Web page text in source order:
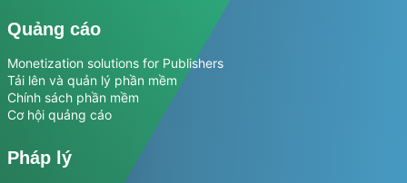
Quảng cáo
Monetization solutions for Publishers
Tải lên và quản lý phần mềm
Chính sách phần mềm
Cơ hội quảng cáo
Pháp lý